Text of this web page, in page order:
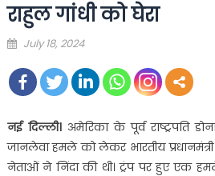
राहुल गांधी को घेरा
Posted
July 18, 2024
नई दिल्ली।अमेरिका के पूर्व राष्ट्रपति
जानलेवा हमले को लेकर भारतीय
नेताओं ने निंदा की थी। ट्रंप पर हुए एक